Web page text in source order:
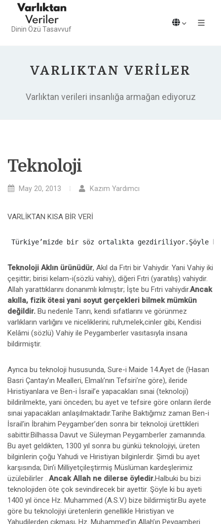
Dinin Özü Tasavvuf
VARLIKTAN VERILER
Varlıktan verileri insanlığa armağan ediyoruz
Teknoloji
May 20, 2013 Kazım Yardımcı
VARLİKTAN KISA BİR VERİ
Teknoloji Aklın ürünüdür, Akıl da Fıtri bir Vahiydir. Yani Vahiy iki
çeşittir; birisi kelam-i(sözlü vahiy), diğeri Fıtri (yaratılış) vahiydir.
Allah yarattıklarını donanımlı kılmıştır; İşte bu Fıtri vahiydir.Ancak
akılla, fizik ötesi yani soyut gerçekleri bilmek mümkün
değildir. Bu nedenle Tanrı, kendi sıfatlarını ve görünmez
varlıkların varlığını ve niceliklerini; ruh,melek,cinler gibi, Kendisi
Kelâmi (sözlü) Vahiy ile Peygamberler vasıtasıyla insana
bildirmiştir.
Ayrıca bu teknoloji hususunda, Sure-i Maide 14.Ayet de (Hasan
Basri Çantay’ın Mealleri, Elmalı’nın Tefsiri’ne göre), ileride
Hıristiyanlara ve Ben-i İsrail’e yapacakları sınai (teknoloji)
bildirilmekte, yani önceden; bu ayet ve tefsire göre onların ilerde
sınai yapacakları anlaşılmaktadır.Tarihe Baktığımız zaman Ben-i
İsrail’in İbrahim Peygamber’den sonra bir teknoloji ürettikleri
sabittir.Bilhassa Davut ve Süleyman Peygamberler zamanında.
Bu ayet geldikten, 1300 yıl sonra bu günkü teknolojiyi, üreten
bilginlerin çoğu Yahudi ve Hıristiyan bilginlerdir. Şimdi bu ayet
karşısında; Din’i Milliyetçileştirmiş Müslüman kardeşlerimiz
üzülebilirler . Ancak Allah ne dilerse öyledir.Halbuki bu bizi
teknolojiden öte çok sevindirecek bir ayettir. Şöyle ki bu ayeti
1400 yıl önce Hz. Muhammed (A.S.V) bize bildirmiştir.Bu ayete
göre bu teknolojiyi üretenlerin genellikle Hıristiyan ve
Yahudilerden çıkması, Hz. Muhammed’in Allah’ın Peygamberi